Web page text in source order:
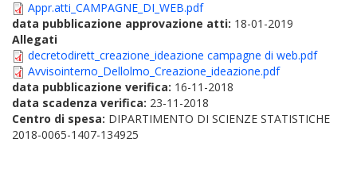
Appr.atti_CAMPAGNE_DI_WEB.pdf
data pubblicazione approvazione atti: 18-01-2019
Allegati
decretodirett_creazione_ideazione campagne di web.pdf
Avvisointerno_Dellolmo_Creazione_ideazione.pdf
data pubblicazione verifica: 16-11-2018
data scadenza verifica: 23-11-2018
Centro di spesa: DIPARTIMENTO DI SCIENZE STATISTICHE
2018-0065-1407-134925